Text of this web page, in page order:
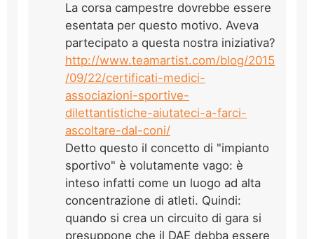
La corsa campestre dovrebbe essere
esentata per questo motivo. Aveva
partecipato a questa nostra iniziativa?
http://www.teamartist.com/blog/2015
/09/22/certificati-medici-
associazioni-sportive-
dilettantistiche-aiutateci-a-farci-
ascoltare-dal-coni/
Detto questo il concetto di "impianto
sportivo" è volutamente vago: è
inteso infatti come un luogo ad alta
concentrazione di atleti. Quindi:
quando si crea un circuito di gara si
presuppone che il DAE debba essere